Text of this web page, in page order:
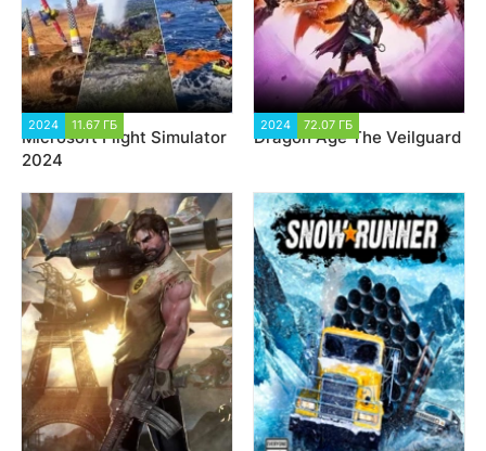
2024 11.67 ГБ
Microsoft Flight Simulator
2024
2024 72.07 ГБ
Dragon Age The Veilguard